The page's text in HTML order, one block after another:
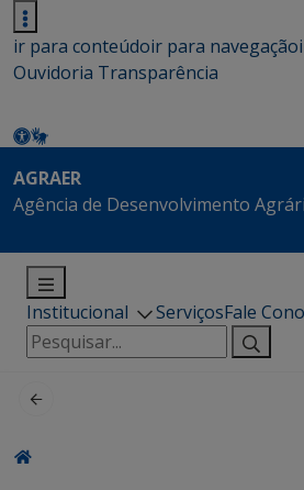
ir para conteúdoir para navegação
Ouvidoria Transparência
AGRAER
Agência de Desenvolvimento
Institucional ServiçosFale
Pesquisar
por: